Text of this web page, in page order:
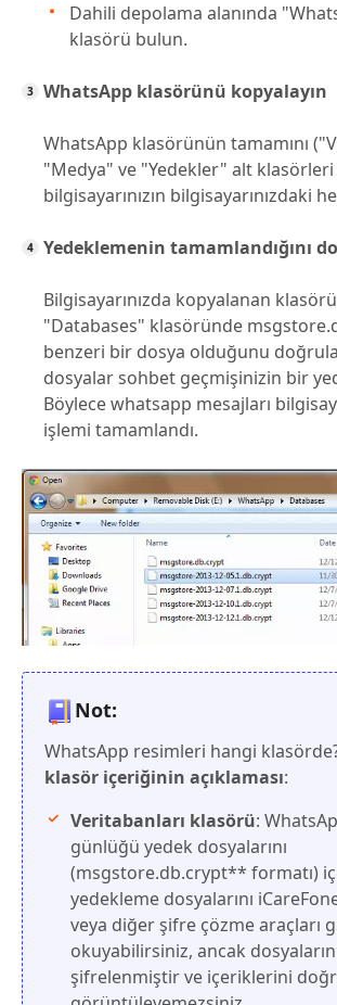
Dahili depolama alanında
klasörü bulun.
WhatsApp klasörünü kopyalayın
WhatsApp klasörünün tamamını
"Medya" ve "Yedekler" alt
bilgisayarınızın bilgisayarınızdaki
Yedeklemenin tamamlandığını
Bilgisayarınızda kopyalanan
"Databases" klasöründe
benzeri bir dosya olduğunu
dosyalar sohbet geçmişinizin bir
Böylece whatsapp mesajları
işlemi tamamlandı.
Not:
WhatsApp resimleri hangi
klasör içeriğinin açıklaması:
Veritabanları klasörü:
günlüğü yedek dosyalarını
(msgstore.db.crypt** formatı)
yedekleme dosyalarını
veya diğer şifre çözme araçları
okuyabilirsiniz, ancak
şifrelenmiştir ve içeriklerini